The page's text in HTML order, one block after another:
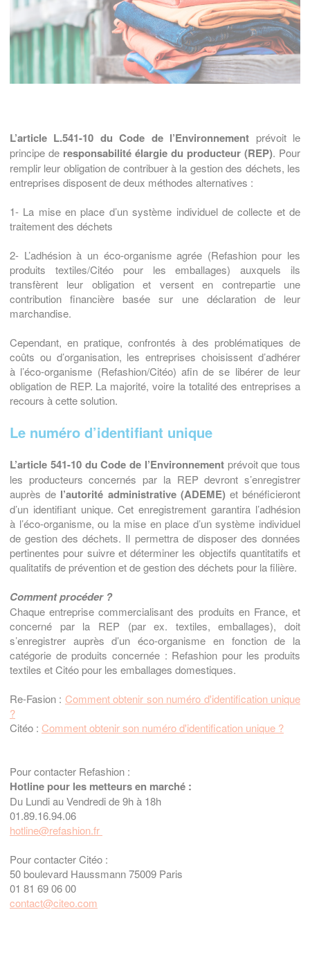
L’article L.541-10 du Code de l’Environnement prévoit le
principe de responsabilité élargie du producteur (REP). Pour
remplir leur obligation de contribuer à la gestion des déchets, les
entreprises disposent de deux méthodes alternatives :
1- La mise en place d’un système individuel de collecte et de
traitement des déchets
2- L’adhésion à un éco-organisme agrée (Refashion pour les
produits textiles/Citéo pour les emballages) auxquels ils
transfèrent leur obligation et versent en contrepartie une
contribution financière basée sur une déclaration de leur
marchandise.
Cependant, en pratique, confrontés à des problématiques de
coûts ou d’organisation, les entreprises choisissent d’adhérer
à l’éco-organisme (Refashion/Citéo) afin de se libérer de leur
obligation de REP. La majorité, voire la totalité des entreprises a
recours à cette solution.
Le numéro d’identifiant unique
L’article 541-10 du Code de l’Environnementprévoit que tous
les producteurs concernés par la REP devront s’enregistrer
auprès de l’autorité administrative (ADEME)et bénéficieront
d’un identifiant unique. Cet enregistrement garantira l’adhésion
à l’éco-organisme, ou la mise en place d’un système individuel
de gestion des déchets. Il permettra de disposer des données
pertinentes pour suivre et déterminer les objectifs quantitatifs et
qualitatifs de prévention et de gestion des déchets pour la filière.
Comment procéder ?
Chaque entreprise commercialisant des produits en France, et
concerné par la REP (par ex. textiles, emballages), doit
s’enregistrer auprès d’un éco-organisme en fonction de la
catégorie de produits concernée : Refashion pour les produits
textiles et Citéo pour les emballages domestiques.
Re-Fasion : Comment obtenir son numéro d'identification unique
?
Citéo : Comment obtenir son numéro d'identification unique ?
Pour contacter Refashion :
Hotline pour les metteurs en marché :
Du Lundi au Vendredi de 9h à 18h
01.89.16.94.06
hotline@refashion.fr
Pour contacter Citéo :
50 boulevard Haussmann 75009 Paris
01 81 69 06 00
contact@citeo.com